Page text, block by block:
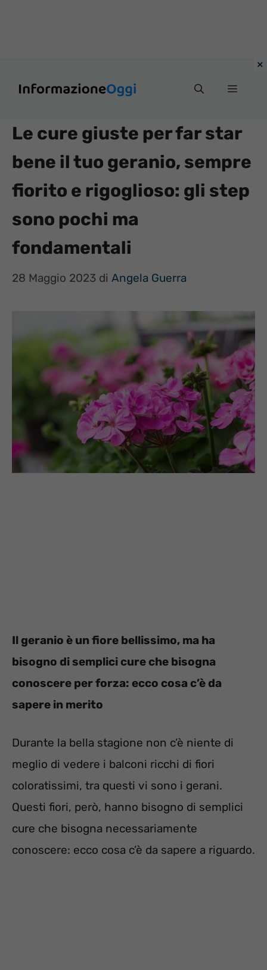
Menu
Le cure giuste per far star
bene il tuo geranio, sempre
fiorito e rigoglioso: gli step
sono pochi ma
fondamentali
28 Maggio 2023 di Angela Guerra
Il geranio è un fiore bellissimo, ma ha
bisogno di semplici cure che bisogna
conoscere per forza: ecco cosa c’è da
sapere in merito
Durante la bella stagione non c’è niente di
meglio di vedere i balconi ricchi di fiori
coloratissimi, tra questi vi sono i gerani.
Questi fiori, però, hanno bisogno di semplici
cure che bisogna necessariamente
conoscere: ecco cosa c’è da sapere a riguardo.